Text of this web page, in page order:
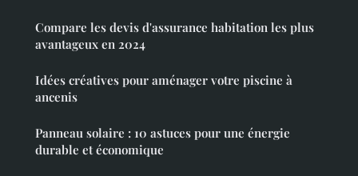
Compare les devis d'assurance habitation les plus
avantageux en 2024
Idées créatives pour aménager votre piscine à
ancenis
Panneau solaire : 10 astuces pour une énergie
durable et économique